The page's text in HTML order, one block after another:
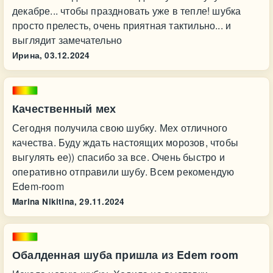
декабре... чтобы праздновать уже в тепле! шубка
просто прелесть, очень приятная тактильно... и
выглядит замечательно
Ирина, 03.12.2024
Качественный мех
Сегодня получила свою шубку. Мех отличного
качества. Буду ждать настоящих морозов, чтобы
выгулять ее)) спасибо за все. Очень быстро и
оперативно отправили шубу. Всем рекомендую
Edem-room
Marina Nikitina, 29.11.2024
Обалденная шуба пришла из Edem room